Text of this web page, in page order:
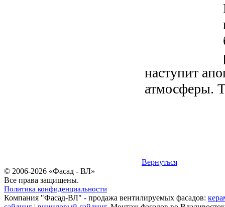
наступит
атмосферы.
Вернуться
© 2006-2026 «Фасад - ВЛ»
Все права защищены.
Политика конфиденциальности
Компания "Фасад-ВЛ" - продажа вентилируемых фасадов: